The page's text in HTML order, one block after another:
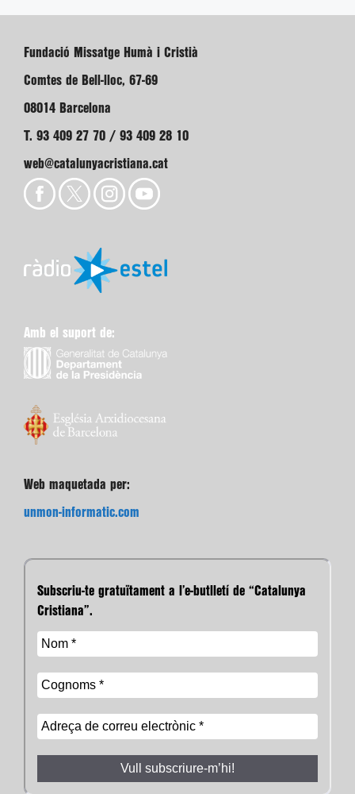
Fundació Missatge Humà i Cristià
Comtes de Bell-lloc, 67-69
08014 Barcelona
T. 93 409 27 70 / 93 409 28 10
web@catalunyacristiana.cat
Amb el suport de:
Web maquetada per:
unmon-informatic.com
Subscriu-te gratuïtament a l’e-butlletí de “Catalunya
Cristiana”.